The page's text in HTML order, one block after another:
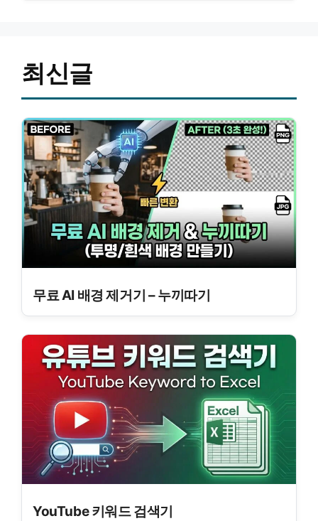
최신글
무료 AI 배경 제거기 – 누끼따기
YouTube 키워드 검색기